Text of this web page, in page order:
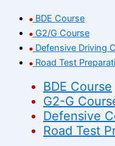
BDE Course
G2/G Course
Defensive Driving
Road Test
BDE Course
G2-G
Defensive
Road Test